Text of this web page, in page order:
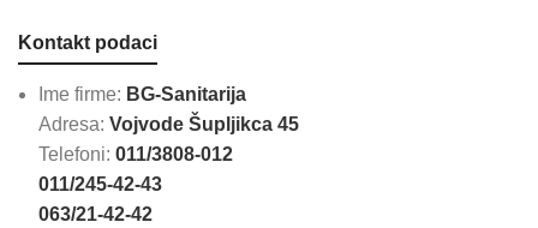
Kontakt podaci
Ime firme: BG-Sanitarija
Adresa: Vojvode Šupljikca 45
Telefoni: 011/3808-012
011/245-42-43
063/21-42-42